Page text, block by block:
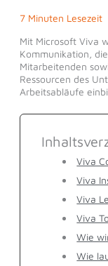
7 Minuten Lesezeit
Mit Microsoft Viva
Kommunikation,
Mitarbeitenden
Ressourcen des
Arbeitsabläufe
Viva
Viva
Viva
Viva
Wie
Wie